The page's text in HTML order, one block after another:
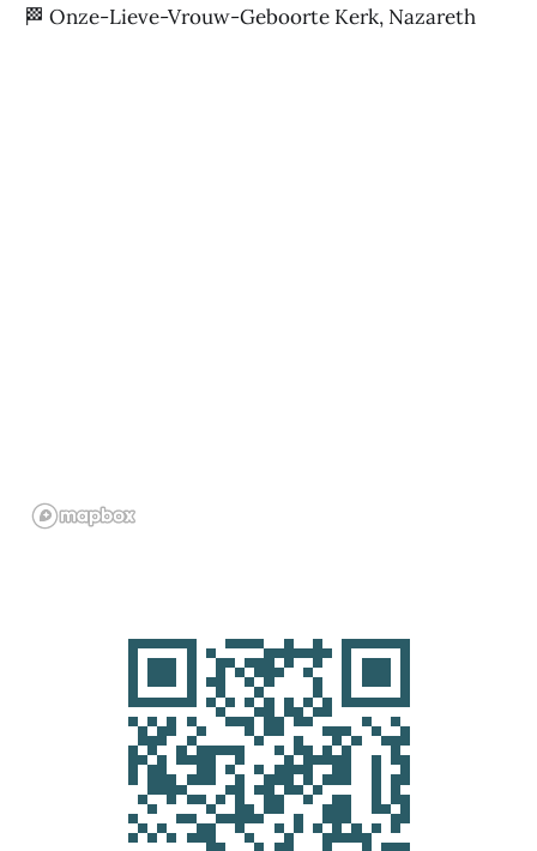
🏁 Onze-Lieve-Vrouw-Geboorte Kerk, Nazareth